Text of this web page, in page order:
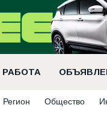
РАБОТА
Регион Общество